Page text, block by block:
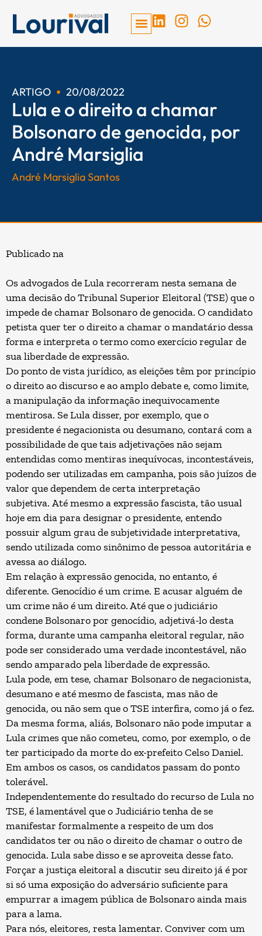
conteúdo
L
n
i
I
s
r
a
m
W
a
p
p
ARTIGO 20/08/2022
Lula e o direito a chamar
Bolsonaro de genocida, por
André Marsiglia
André Marsiglia Santos
Publicado na
Os advogados de Lula recorreram nesta semana de
uma decisão do Tribunal Superior Eleitoral (TSE) que o
impede de chamar Bolsonaro de genocida. O candidato
petista quer ter o direito a chamar o mandatário dessa
forma e interpreta o termo como exercício regular de
sua liberdade de expressão.
Do ponto de vista jurídico, as eleições têm por princípio
o direito ao discurso e ao amplo debate e, como limite,
a manipulação da informação inequivocamente
mentirosa. Se Lula disser, por exemplo, que o
presidente é negacionista ou desumano, contará com a
possibilidade de que tais adjetivações não sejam
entendidas como mentiras inequívocas, incontestáveis,
podendo ser utilizadas em campanha, pois são juízos de
valor que dependem de certa interpretação
subjetiva. Até mesmo a expressão fascista, tão usual
hoje em dia para designar o presidente, entendo
possuir algum grau de subjetividade interpretativa,
sendo utilizada como sinônimo de pessoa autoritária e
avessa ao diálogo.
Em relação à expressão genocida, no entanto, é
diferente. Genocídio é um crime. E acusar alguém de
um crime não é um direito. Até que o judiciário
condene Bolsonaro por genocídio, adjetivá-lo desta
forma, durante uma campanha eleitoral regular, não
pode ser considerado uma verdade incontestável, não
sendo amparado pela liberdade de expressão.
Lula pode, em tese, chamar Bolsonaro de negacionista,
desumano e até mesmo de fascista, mas não de
genocida, ou não sem que o TSE interfira, como já o fez.
Da mesma forma, aliás, Bolsonaro não pode imputar a
Lula crimes que não cometeu, como, por exemplo, o de
ter participado da morte do ex-prefeito Celso Daniel.
Em ambos os casos, os candidatos passam do ponto
tolerável.
Independentemente do resultado do recurso de Lula no
TSE, é lamentável que o Judiciário tenha de se
manifestar formalmente a respeito de um dos
candidatos ter ou não o direito de chamar o outro de
genocida. Lula sabe disso e se aproveita desse fato.
Forçar a justiça eleitoral a discutir seu direito já é por
si só uma exposição do adversário suficiente para
empurrar a imagem pública de Bolsonaro ainda mais
para a lama.
Para nós, eleitores, resta lamentar. Conviver com um